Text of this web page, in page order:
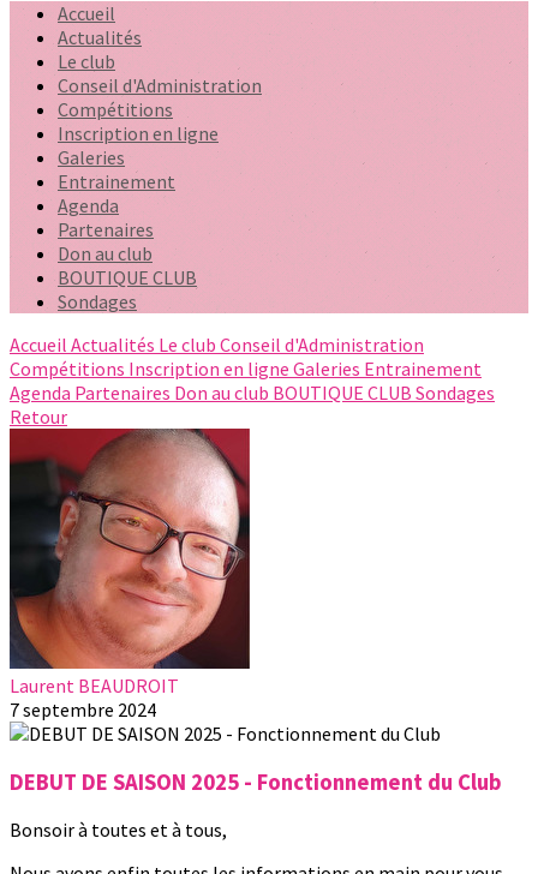
Accueil
Actualités
Le club
Conseil d'Administration
Compétitions
Inscription en ligne
Galeries
Entrainement
Agenda
Partenaires
Don au club
BOUTIQUE CLUB
Sondages
Accueil Actualités Le club Conseil d'Administration
Compétitions Inscription en ligne Galeries Entrainement
Agenda Partenaires Don au club BOUTIQUE CLUB Sondages
Retour
Laurent BEAUDROIT
7 septembre 2024
DEBUT DE SAISON 2025 - Fonctionnement du Club
Bonsoir à toutes et à tous,